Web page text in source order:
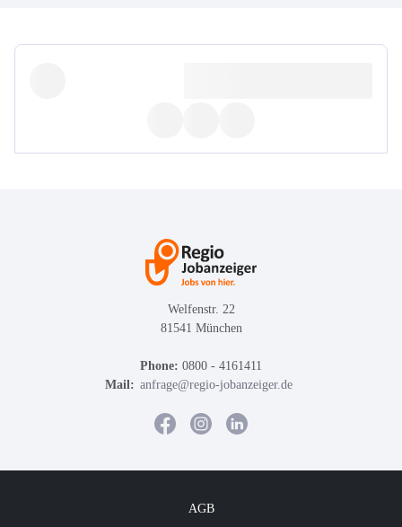
Welfenstr. 22
81541 München
Phone: 0800 - 4161411
Mail: anfrage@regio-jobanzeiger.de
AGB